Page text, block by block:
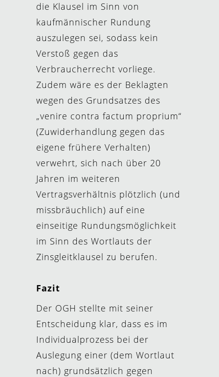
die Klausel im Sinn von
kaufmännischer Rundung
auszulegen sei, sodass kein
Verstoß gegen das
Verbraucherrecht vorliege.
Zudem wäre es der Beklagten
wegen des Grundsatzes des
„venire contra factum proprium“
(Zuwiderhandlung gegen das
eigene frühere Verhalten)
verwehrt, sich nach über 20
Jahren im weiteren
Vertragsverhältnis plötzlich (und
missbräuchlich) auf eine
einseitige Rundungsmöglichkeit
im Sinn des Wortlauts der
Zinsgleitklausel zu berufen.
Fazit
Der OGH stellte mit seiner
Entscheidung klar, dass es im
Individualprozess bei der
Auslegung einer (dem Wortlaut
nach) grundsätzlich gegen